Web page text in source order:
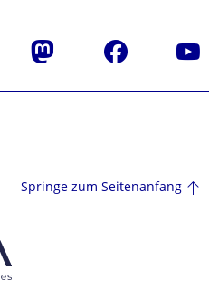
Mastodon Facebook
Springe zum Seitenanfang